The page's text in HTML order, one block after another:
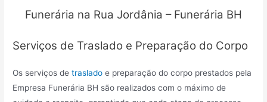
Funerária na Rua Jordânia – Funerária BH
Serviços de Traslado e Preparação do Corpo
Os serviços detraslado e preparação do corpo prestados pela
Empresa Funerária BH são realizados com o máximo de